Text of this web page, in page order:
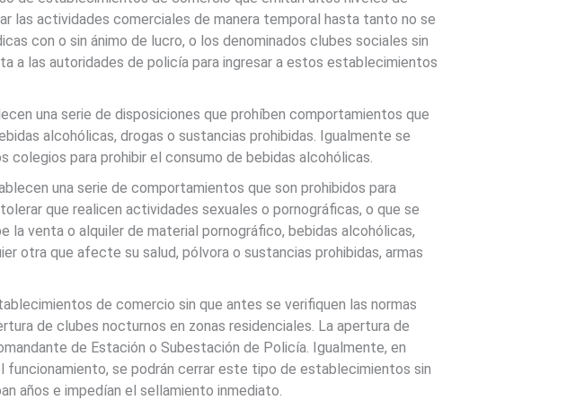
las actividades comerciales de manera temporal hasta tanto no se
con o sin ánimo de lucro, o los denominados clubes sociales sin
a las autoridades de policía para ingresar a estos establecimientos
una serie de disposiciones que prohíben comportamientos que
alcohólicas, drogas o sustancias prohibidas. Igualmente se
para prohibir el consumo de bebidas alcohólicas.
una serie de comportamientos que son prohibidos para
que realicen actividades sexuales o pornográficas, o que se
venta o alquiler de material pornográfico, bebidas alcohólicas,
otra que afecte su salud, pólvora o sustancias prohibidas, armas
de comercio sin que antes se verifiquen las normas
de clubes nocturnos en zonas residenciales. La apertura de
de Estación o Subestación de Policía. Igualmente, en
se podrán cerrar este tipo de establecimientos sin
años e impedían el sellamiento inmediato.